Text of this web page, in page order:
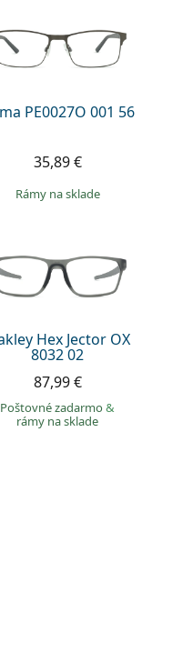
PE0027O 001 56
35,89 €
rámy na sklade
Hex Jector OX
8032 02
87,99 €
Poštovné zadarmo&
rámy na sklade